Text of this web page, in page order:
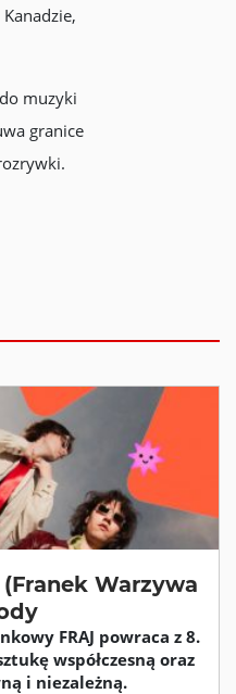
muzyki
granice
Warzywa
FRAJ powraca z 8.
współczesną oraz
i niezależną.